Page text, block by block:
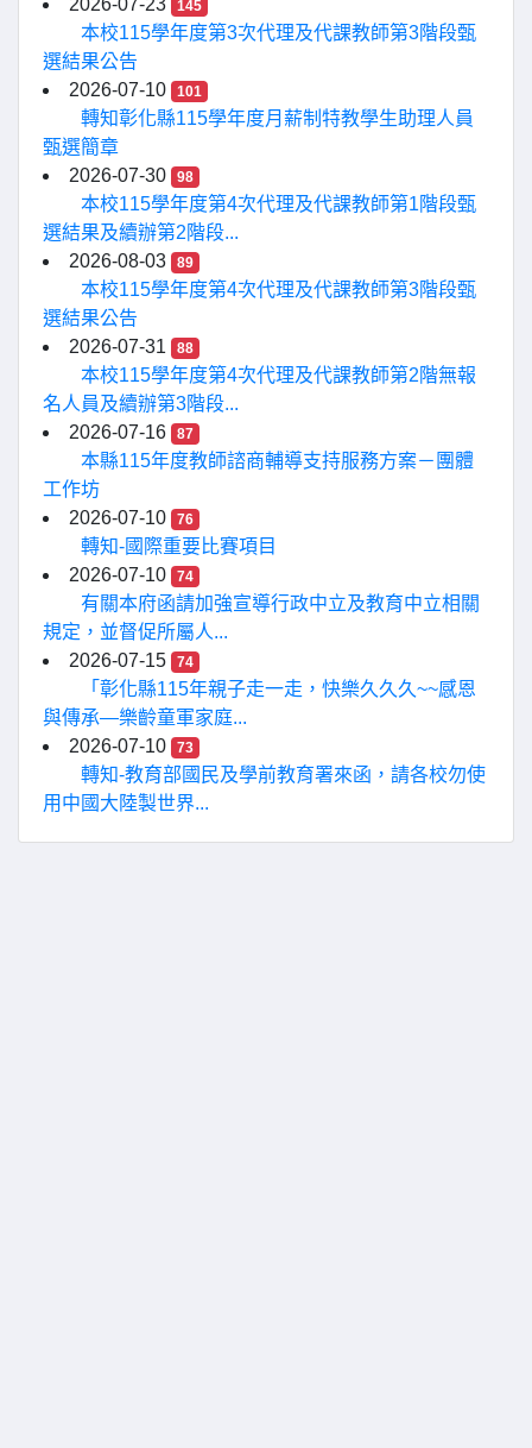
2026-07-23
145
本校115學年度第3次代理及代課教師第3階段甄
選結果公告
2026-07-10
101
轉知彰化縣115學年度月薪制特教學生助理人員
甄選簡章
2026-07-30
98
本校115學年度第4次代理及代課教師第1階段甄
選結果及續辦第2階段...
2026-08-03
89
本校115學年度第4次代理及代課教師第3階段甄
選結果公告
2026-07-31
88
本校115學年度第4次代理及代課教師第2階無報
名人員及續辦第3階段...
2026-07-16
87
本縣115年度教師諮商輔導支持服務方案－團體
工作坊
2026-07-10
76
轉知-國際重要比賽項目
2026-07-10
74
有關本府函請加強宣導行政中立及教育中立相關
規定，並督促所屬人...
2026-07-15
74
「彰化縣115年親子走一走，快樂久久久~~感恩
與傳承—樂齡童軍家庭...
2026-07-10
73
轉知-教育部國民及學前教育署來函，請各校勿使
用中國大陸製世界...